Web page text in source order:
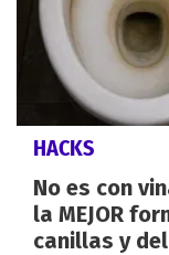
HACKS
No es con
la MEJOR
canillas y